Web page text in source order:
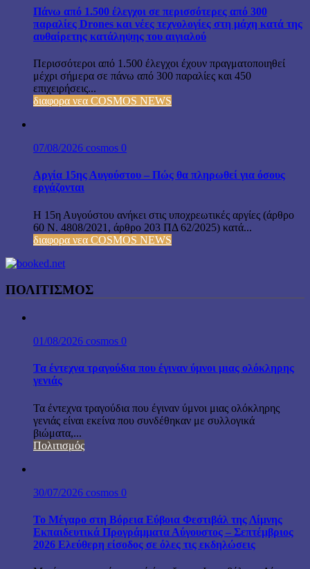
Πάνω από 1.500 έλεγχοι σε περισσότερες από 300
παραλίες Drones και νέες τεχνολογίες στη μάχη κατά της
αυθαίρετης κατάληψης του αιγιαλού
Περισσότεροι από 1.500 έλεγχοι έχουν πραγματοποιηθεί
μέχρι σήμερα σε πάνω από 300 παραλίες και 450
επιχειρήσεις...
διαφορα νεα COSMOS NEWS
07/08/2026 cosmos 0
Αργία 15ης Αυγούστου – Πώς θα πληρωθεί για όσους
εργάζονται
Η 15η Αυγούστου ανήκει στις υποχρεωτικές αργίες (άρθρο
60 Ν. 4808/2021, άρθρο 203 ΠΔ 62/2025) κατά...
διαφορα νεα COSMOS NEWS
ΠΟΛΙΤΙΣΜΟΣ
01/08/2026 cosmos 0
Τα έντεχνα τραγούδια που έγιναν ύμνοι μιας ολόκληρης
γενιάς
Τα έντεχνα τραγούδια που έγιναν ύμνοι μιας ολόκληρης
γενιάς είναι εκείνα που συνδέθηκαν με συλλογικά
βιώματα,...
Πολιτισμός
30/07/2026 cosmos 0
Το Μέγαρο στη Βόρεια Εύβοια Φεστιβάλ της Λίμνης
Εκπαιδευτικά Προγράμματα Αύγουστος – Σεπτέμβριος
2026 Ελεύθερη είσοδος σε όλες τις εκδηλώσεις